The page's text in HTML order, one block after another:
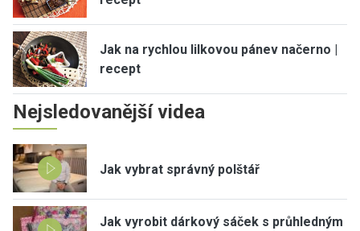
Jak na rychlou lilkovou pánev načerno |
recept
Nejsledovanější videa
Jak vybrat správný polštář
Jak vyrobit dárkový sáček s průhledným